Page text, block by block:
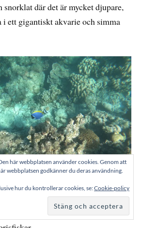
där det är mycket djupare,
i ett gigantiskt akvarie och simma
här webbplatsen använder cookies. Genom att
webbplatsen godkänner du deras användning.
hur du kontrollerar cookies, se:Cookie-policy